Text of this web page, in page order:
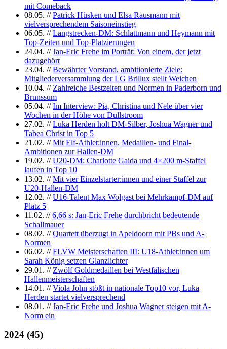
mit Comeback
08.05. //Patrick Hüsken und Elsa Rausmann mit
vielversprechendem Saisoneinstieg
06.05. //Langstrecken-DM: Schlattmann und Heymann mit
Top-Zeiten und Top-Platzierungen
24.04. //Jan-Eric Frehe im Porträt: Von einem, der jetzt
dazugehört
23.04. //Bewährter Vorstand, ambitionierte Ziele:
Mitgliederversammlung der LG Brillux stellt Weichen
10.04. // Zahlreiche Bestzeiten und Normen in Paderborn und
Brunssum
05.04. //Im Interview: Pia, Christina und Nele über vier
Wochen in der Höhe von Dullstroom
27.02. //Luka Herden holt DM-Silber, Joshua Wagner und
Tabea Christ in Top 5
21.02. //Mit Elf-Athlet:innen, Medaillen- und Final-
Ambitionen zur Hallen-DM
19.02. //U20-DM: Charlotte Gaida und 4×200 m-Staffel
laufen in Top 10
13.02. //Mit vier Einzelstarter:innen und einer Staffel zur
U20-Hallen-DM
12.02. //U16-Talent Max Wolgast bei Mehrkampf-DM auf
Platz 5
11.02. //6,66 s: Jan-Eric Frehe durchbricht bedeutende
Schallmauer
08.02. //Quartett überzugt in Apeldoorn mit PBs und A-
Normen
06.02. //FLVW Meisterschaften III: U18-Athlet:innen um
Sarah König setzen Glanzlichter
29.01. // Zwölf Goldmedaillen bei Westfälischen
Hallenmeisterschaften
14.01. //Viola John stößt in nationale Top10 vor, Luka
Herden startet vielversprechend
08.01. //Jan-Eric Frehe und Joshua Wagner steigen mit A-
Norm ein
2024 (45)